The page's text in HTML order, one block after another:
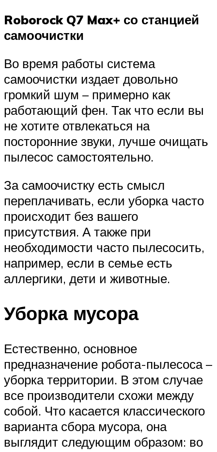
Roborock Q7 Max+ со станцией
самоочистки
Во время работы система
самоочистки издает довольно
громкий шум – примерно как
работающий фен. Так что если вы
не хотите отвлекаться на
посторонние звуки, лучше очищать
пылесос самостоятельно.
За самоочистку есть смысл
переплачивать, если уборка часто
происходит без вашего
присутствия. А также при
необходимости часто пылесосить,
например, если в семье есть
аллергики, дети и животные.
Уборка мусора
Естественно, основное
предназначение робота-пылесоса –
уборка территории. В этом случае
все производители схожи между
собой. Что касается классического
варианта сбора мусора, она
выглядит следующим образом: во